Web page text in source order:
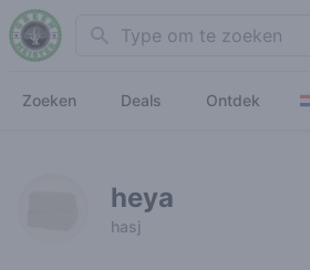
Search
Zoeken Deals Ontdek
heya
hasj